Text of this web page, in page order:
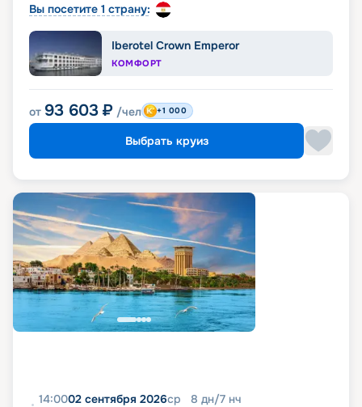
Вы посетите 1 страну:
Iberotel Crown Emperor
КОМФОРТ
от 93 603 ₽ /чел +1 000
Выбрать круиз
14:0002 сентября 2026ср 8 дн/7 нч